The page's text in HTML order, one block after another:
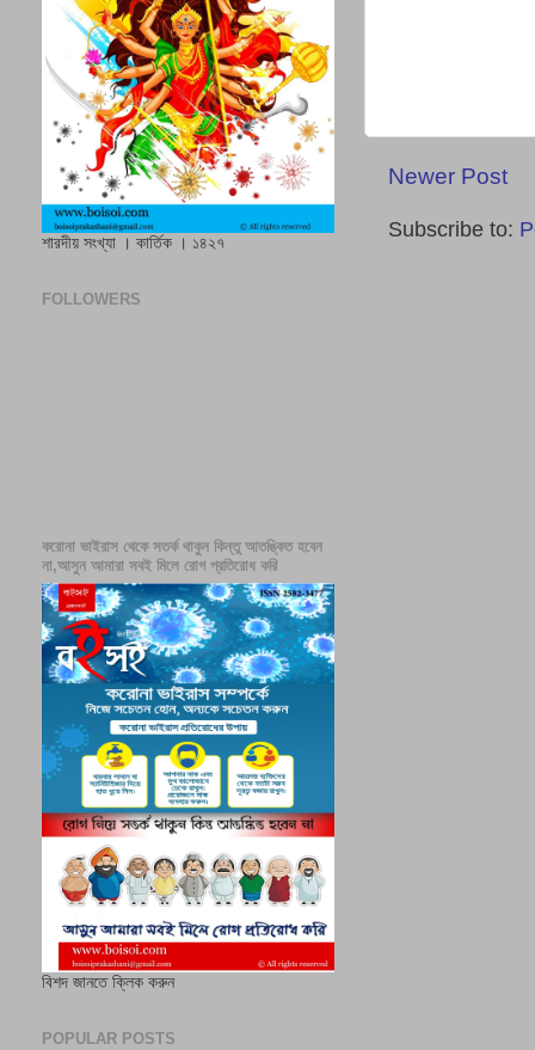
Newer Post
Subscribe to:
শারদীয় সংখ্যা । কার্তিক । ১৪২৭
FOLLOWERS
করোনা ভাইরাস থেকে সতর্ক থাকুন কিন্তু আতঙ্কিত হবেন
না,আসুন আমারা সবই মিলে রোগ প্রতিরোধ করি
বিশদ জানতে ক্লিক করুন
POPULAR POSTS